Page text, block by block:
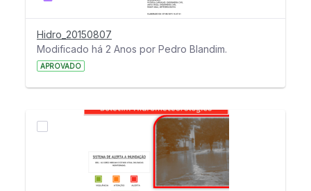
Hidro_20150807
Modificado há 2 Anos por Pedro Blandim.
APROVADO